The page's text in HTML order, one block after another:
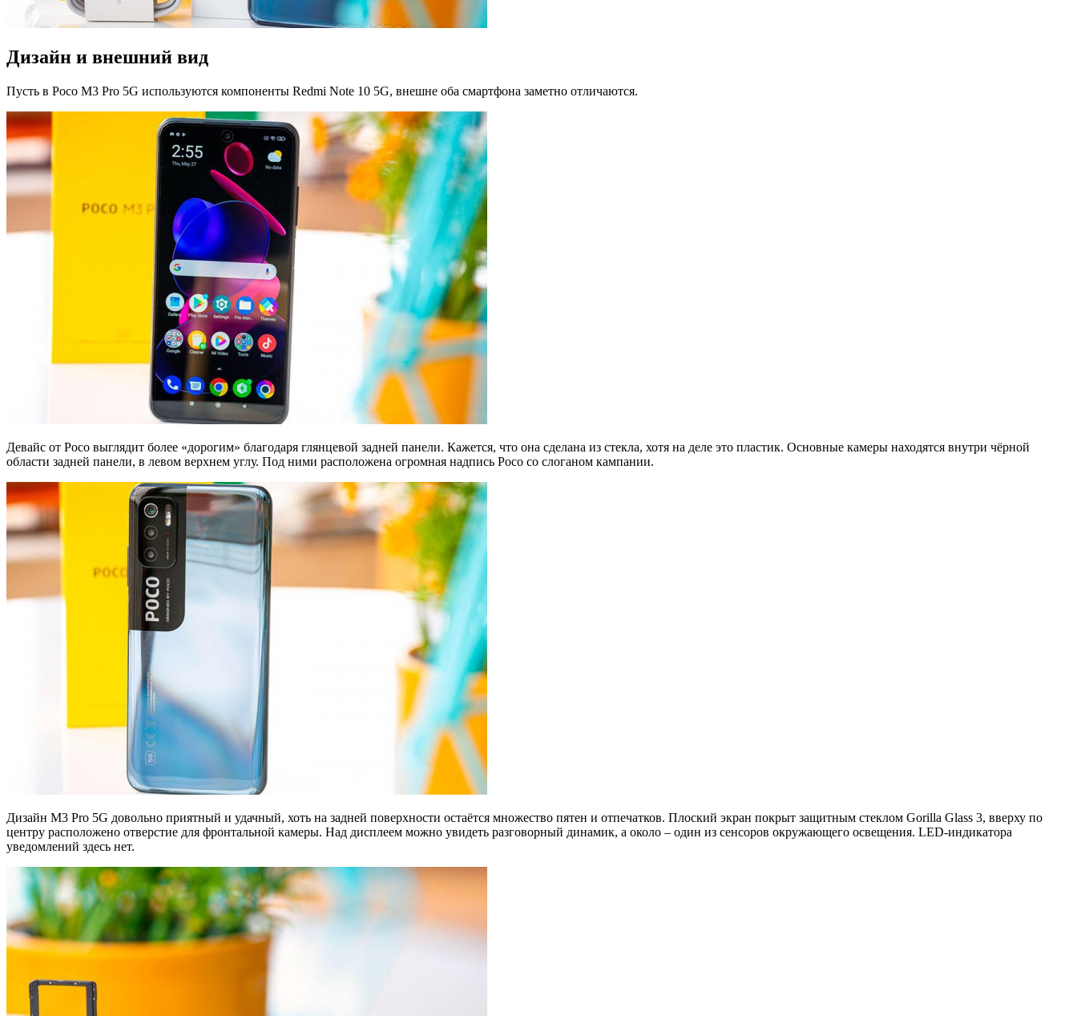
Дизайн и внешний вид
Пусть в Poco M3 Pro 5G используются компоненты Redmi Note 10 5G, внешне оба смартфона заметно отличаются.
Девайс от Poco выглядит более «дорогим» благодаря глянцевой задней панели. Кажется, что она сделана из стекла, хотя на деле это пластик. Основные камеры находятся внутри чёрной
области задней панели, в левом верхнем углу. Под ними расположена огромная надпись Poco со слоганом кампании.
Дизайн M3 Pro 5G довольно приятный и удачный, хоть на задней поверхности остаётся множество пятен и отпечатков. Плоский экран покрыт защитным стеклом Gorilla Glass 3, вверху по
центру расположено отверстие для фронтальной камеры. Над дисплеем можно увидеть разговорный динамик, а около – один из сенсоров окружающего освещения. LED-индикатора
уведомлений здесь нет.